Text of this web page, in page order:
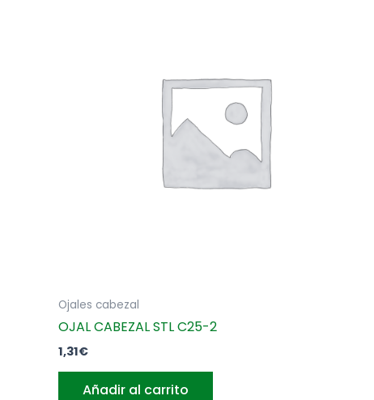
Ojales cabezal
OJAL CABEZAL STL C25-2
1,31€
Añadir al carrito